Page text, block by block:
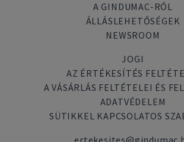
A GINDUMAC-RÓL
ÁLLÁSLEHETŐSÉGEK
NEWSROOM
JOGI
AZ ÉRTÉKESÍTÉS
A VÁSÁRLÁS FELTÉTELEI ÉS
ADATVÉDELEM
SÜTIKKEL KAPCSOLATOS